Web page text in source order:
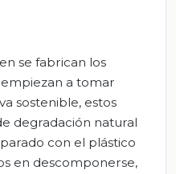
se fabrican los
a tomar
sostenible, estos
degradación natural
con el plástico
en descomponerse,